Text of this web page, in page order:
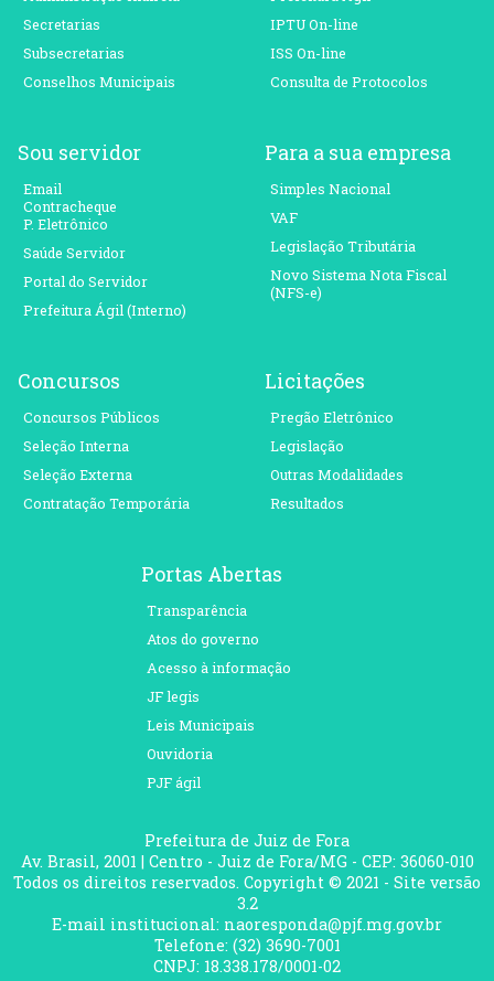
Secretarias
Subsecretarias
Conselhos Municipais
IPTU On-line
ISS On-line
Consulta de Protocolos
Sou servidor
Email
Contracheque
P. Eletrônico
Saúde Servidor
Portal do Servidor
Prefeitura Ágil (Interno)
Para a sua empresa
Simples Nacional
VAF
Legislação Tributária
Novo Sistema Nota Fiscal
(NFS-e)
Concursos
Concursos Públicos
Seleção Interna
Seleção Externa
Contratação Temporária
Licitações
Pregão Eletrônico
Legislação
Outras Modalidades
Resultados
Portas Abertas
Transparência
Atos do governo
Acesso à informação
JF legis
Leis Municipais
Ouvidoria
PJF ágil
Prefeitura de Juiz de Fora
Av. Brasil, 2001 | Centro - Juiz de Fora/MG - CEP: 36060-010
Todos os direitos reservados. Copyright © 2021 - Site versão
3.2
E-mail institucional: naoresponda@pjf.mg.gov.br
Telefone: (32) 3690-7001
CNPJ: 18.338.178/0001-02